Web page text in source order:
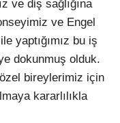
ve diş sağlığına
ve Engel
yaptığımız bu iş
dokunmuş olduk.
bireylerimiz için
kararlılıkla